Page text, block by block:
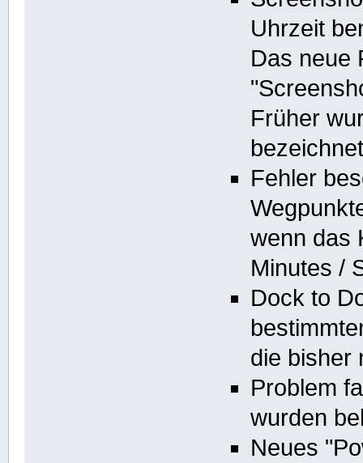
Uhrzeit
Das neue
Früher
Fehler
wenn das
Minutes /
Dock to
die bisher
Problem
wurden
Neues